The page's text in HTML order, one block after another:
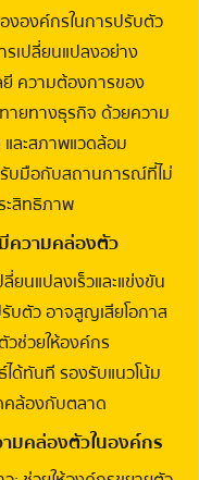
งองค์กรในการปรับตัว
เปลี่ยนแปลงอย่าง
ยี ความต้องการของ
ายทางธุรกิจ ด้วยความ
ละสภาพแวดล้อม
บมือกับสถานการณ์ที่ไม่
ะสิทธิภาพ
ความคล่องตัว
ยนแปลงเร็วและแข่งขัน
บตัว อาจสูญเสียโอกาส
วช่วยให้องค์กร
ด้ทันที รองรับแนวโน้ม
ล้องกับตลาด
มคล่องตัวในองค์กร